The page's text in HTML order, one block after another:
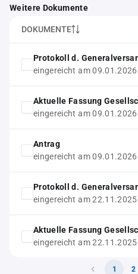
Weitere Dokumente
DOKUMENTE
Protokoll d.
eingereicht am 09.01.2026
Aktuelle Fassung
eingereicht am 09.01.2026
Antrag
eingereicht am 09.01.2026
Protokoll d.
eingereicht am 22.11.2025
Aktuelle Fassung
eingereicht am 22.11.2025
1 2